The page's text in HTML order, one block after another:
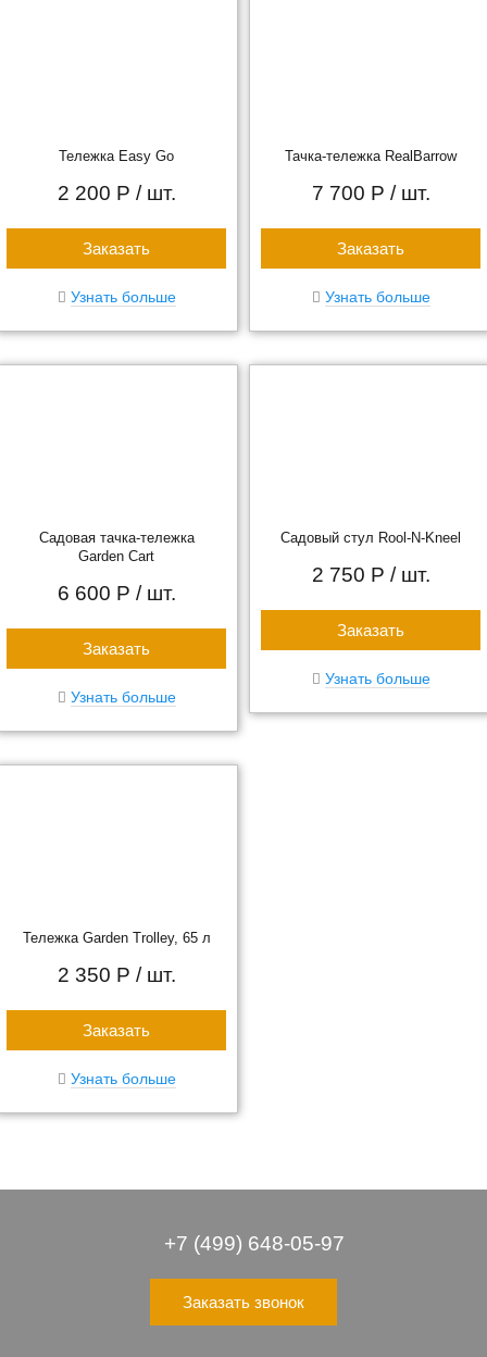
Тележка Easy Go
2 200 Р / шт.
Заказать
Узнать больше
Тачка-тележка RealBarrow
7 700 Р / шт.
Заказать
Узнать больше
Садовая тачка-тележка
Garden Cart
6 600 Р / шт.
Заказать
Узнать больше
Садовый стул Rool-N-Kneel
2 750 Р / шт.
Заказать
Узнать больше
Тележка Garden Trolley, 65 л
2 350 Р / шт.
Заказать
Узнать больше
+7 (499) 648-05-97
Заказать звонок